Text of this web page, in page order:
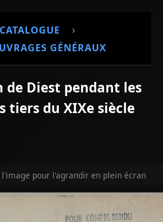
CATALOGUE ›
GÉNÉRAUX
de Diest pendant les
tiers du XIXe siècle
l'image pour l'agrandir en plein écran